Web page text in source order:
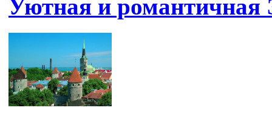
Уютная и романтичная